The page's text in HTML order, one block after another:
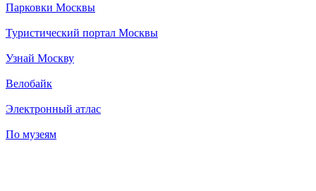
Парковки Москвы
Туристический портал Москвы
Узнай Москву
Велобайк
Электронный атлас
По музеям